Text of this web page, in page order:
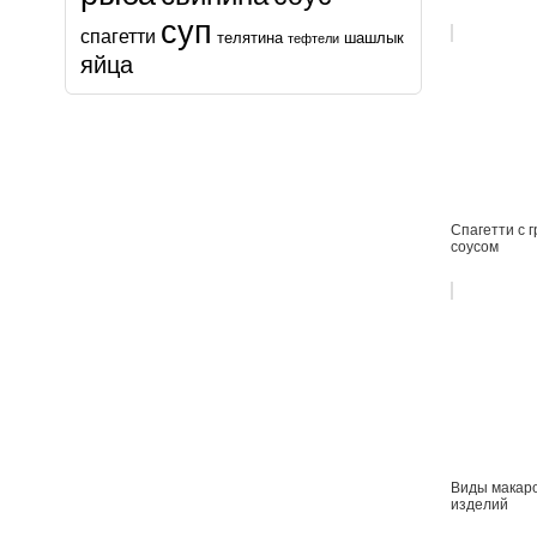
спагетти суп телятина тефтели шашлык
яйца
Спагетти с
соусом
Виды
изделий